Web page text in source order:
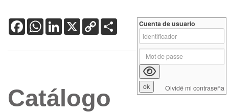
FacebookWhatsApp
LinkedIn
X Copy
Link
Catálogo
Cuenta de usuario
Olvidé mi contraseña